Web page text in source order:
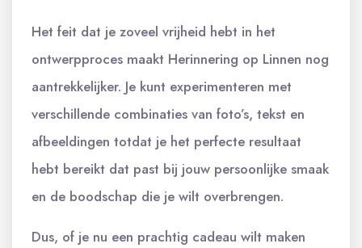
Het feit dat je zoveel vrijheid hebt in het
ontwerpproces maakt Herinnering op Linnen nog
aantrekkelijker. Je kunt experimenteren met
verschillende combinaties van foto’s, tekst en
afbeeldingen totdat je het perfecte resultaat
hebt bereikt dat past bij jouw persoonlijke smaak
en de boodschap die je wilt overbrengen.
Dus, of je nu een prachtig cadeau wilt maken